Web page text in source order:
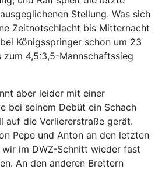
Stellung. Was sich
Zeitnotschlacht bis Mitternacht
Königsspringer schon um 23
zum 4,5:3,5-Mannschaftssieg
aber leider mit einer
bei seinem Debüt ein Schach
auf die Verliererstraße gerät.
Pepe und Anton an den letzten
im DWZ-Schnitt wieder fast
An den anderen Brettern